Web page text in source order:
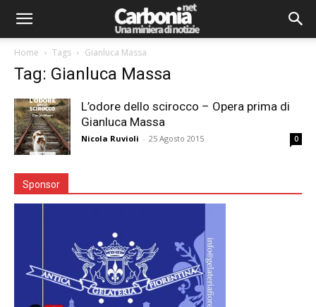
Home Tags Gianluca Massa
Tag: Gianluca Massa
L’odore dello scirocco – Opera prima di
Gianluca Massa
Nicola Ruvioli - 25 Agosto 2015 0
Sponsor